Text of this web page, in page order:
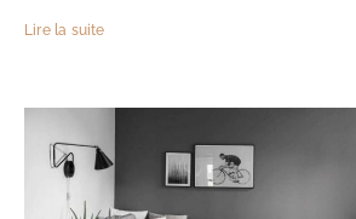
Lire la suite